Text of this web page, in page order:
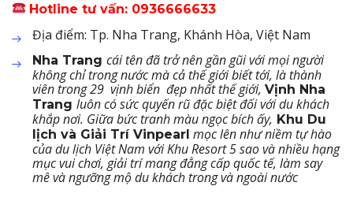
Hotline tư vấn: 0936666633
Địa điểm: Tp. Nha Trang, Khánh Hòa, Việt Nam
Nha Trang cái tên đã trở nên gần gũi với mọi người
không chỉ trong nước mà cả thế giới biết tới, là thành
viên trong 29 vịnh biển đẹp nhất thế giới, Vịnh Nha
Trang luôn có sức quyến rũ đặc biệt đối với du khách
khắp nơi. Giữa bức tranh màu ngọc bích ấy, Khu Du
lịch và Giải Trí Vinpearl mọc lên như niềm tự hào
của du lịch Việt Nam với Khu Resort 5 sao và nhiều hạng
mục vui chơi, giải trí mang đẳng cấp quốc tế, làm say
mê và ngưỡng mộ du khách trong và ngoài nước